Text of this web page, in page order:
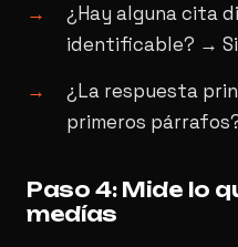
¿Hay alguna cita
identificable? →
¿La respuesta
primeros
Paso 4: Mide lo
medías